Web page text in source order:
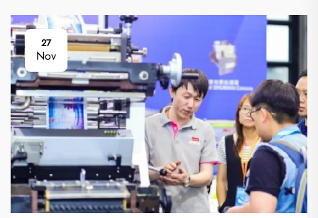
27
Nov